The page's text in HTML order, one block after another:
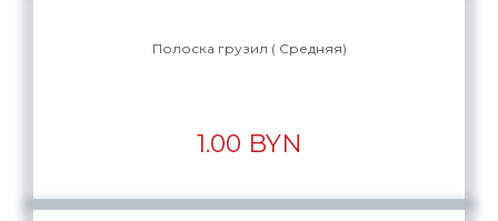
Полоска грузил ( Средняя)
1.00 BYN